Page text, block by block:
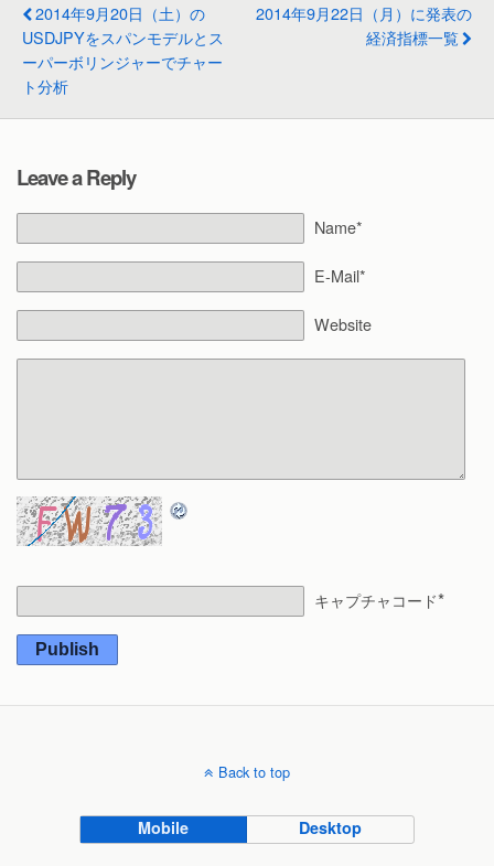
2014年9月20日（土）の
USDJPYをスパンモデルとス
ーパーボリンジャーでチャー
ト分析
2014年9月22日（月）に発表の
経済指標一覧
Leave a Reply
Name*
E-Mail*
Website
キャプチャコード*
Publish
Back to top
Mobile Desktop